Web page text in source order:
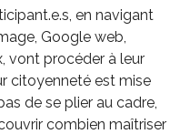
en navigant
Google web,
vont procéder à leur
citoyenneté est mise
de se plier au cadre,
combien maîtriser